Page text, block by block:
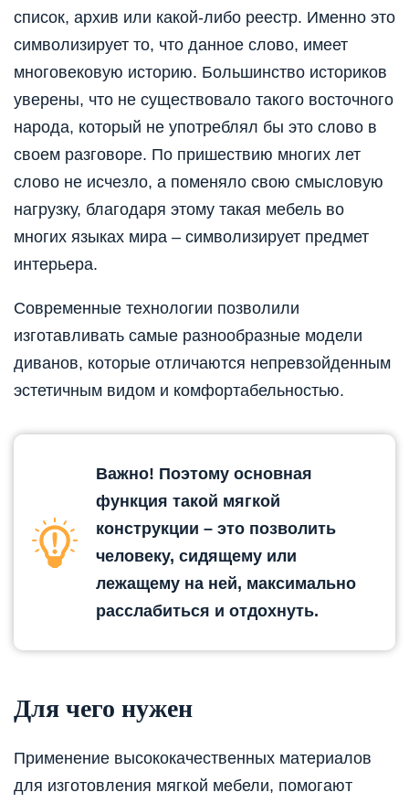
список, архив или какой-либо реестр. Именно это
символизирует то, что данное слово, имеет
многовековую историю. Большинство историков
уверены, что не существовало такого восточного
народа, который не употреблял бы это слово в
своем разговоре. По пришествию многих лет
слово не исчезло, а поменяло свою смысловую
нагрузку, благодаря этому такая мебель во
многих языках мира – символизирует предмет
интерьера.
Современные технологии позволили
изготавливать самые разнообразные модели
диванов, которые отличаются непревзойденным
эстетичным видом и комфортабельностью.
Важно! Поэтому основная
функция такой мягкой
конструкции – это позволить
человеку, сидящему или
лежащему на ней, максимально
расслабиться и отдохнуть.
Для чего нужен
Применение высококачественных материалов
для изготовления мягкой мебели, помогают